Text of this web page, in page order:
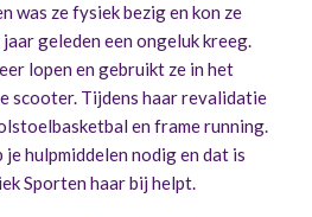
was ze fysiek bezig en kon ze
geleden een ongeluk kreeg.
lopen en gebruikt ze in het
scooter. Tijdens haar revalidatie
en frame running.
hulpmiddelen nodig en dat is
Sporten haar bij helpt.